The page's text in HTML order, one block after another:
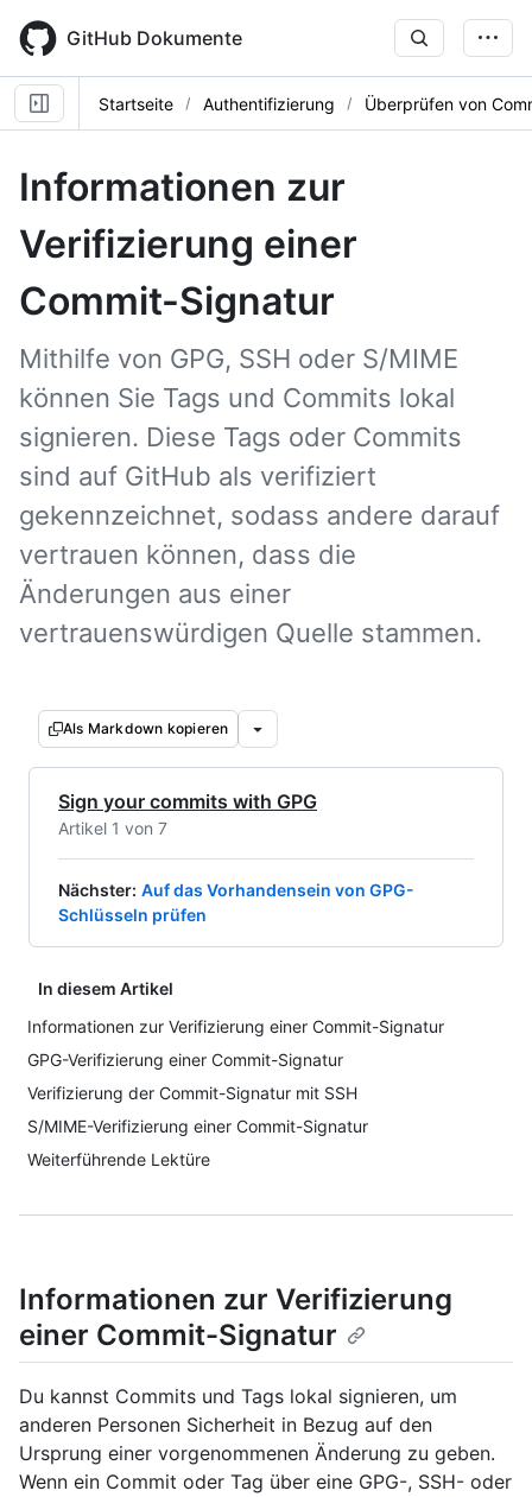
main
content
GitHub Dokumente
Startseite Authentifizierung Überprüfen von
Informationen zur
Verifizierung einer
Commit-Signatur
Mithilfe von GPG, SSH oder S/MIME
können Sie Tags und Commits lokal
signieren. Diese Tags oder Commits
sind auf GitHub als verifiziert
gekennzeichnet, sodass andere darauf
vertrauen können, dass die
Änderungen aus einer
vertrauenswürdigen Quelle stammen.
Als Markdown kopieren
Sign your commits with GPG
Artikel 1 von 7
Nächster: Auf das Vorhandensein von GPG-
Schlüsseln prüfen
In diesem Artikel
Informationen zur Verifizierung einer Commit-Signatur
GPG-Verifizierung einer Commit-Signatur
Verifizierung der Commit-Signatur mit SSH
S/MIME-Verifizierung einer Commit-Signatur
Weiterführende Lektüre
Informationen zur Verifizierung
einer Commit-Signatur
Du kannst Commits und Tags lokal signieren, um
anderen Personen Sicherheit in Bezug auf den
Ursprung einer vorgenommenen Änderung zu geben.
Wenn ein Commit oder Tag über eine GPG-, SSH- oder